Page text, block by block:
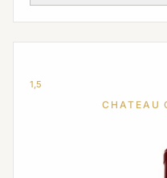
1,5
CHATEAU